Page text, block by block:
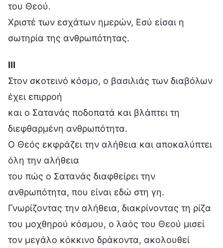
του Θεού.
Χριστέ των εσχάτων ημερών, Εσύ είσαι η
σωτηρία της ανθρωπότητας.
Ⅲ
Στον σκοτεινό κόσμο, ο βασιλιάς των διαβόλων
έχει επιρροή
και ο Σατανάς ποδοπατά και βλάπτει τη
διεφθαρμένη ανθρωπότητα.
Ο Θεός εκφράζει την αλήθεια και αποκαλύπτει
όλη την αλήθεια
του πώς ο Σατανάς διαφθείρει την
ανθρωπότητα, που είναι εδώ στη γη.
Γνωρίζοντας την αλήθεια, διακρίνοντας τη ρίζα
του μοχθηρού κόσμου, ο λαός του Θεού μισεί
τον μεγάλο κόκκινο δράκοντα, ακολουθεί